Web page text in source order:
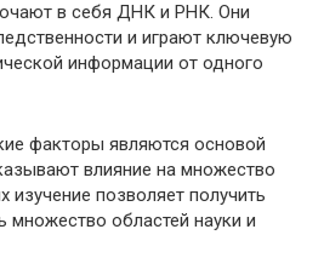
в себя ДНК и РНК. Они
и играют ключевую
информации от одного
факторы являются основой
влияние на множество
изучение позволяет получить
множество областей науки и